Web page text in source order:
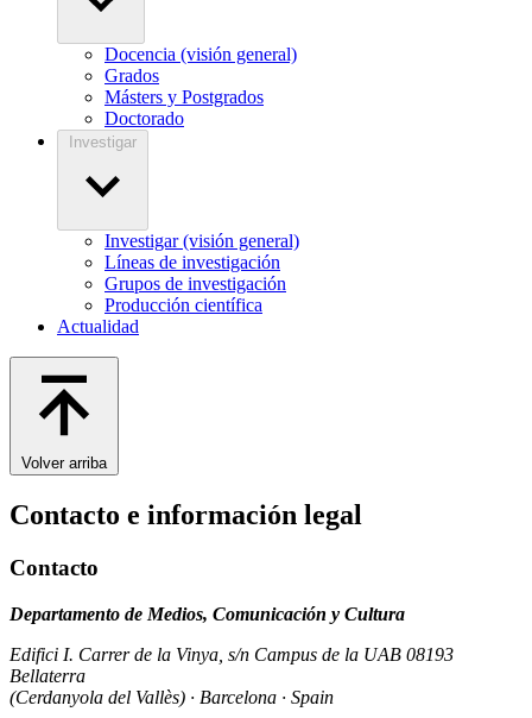
Docencia (visión general)
Grados
Másters y Postgrados
Doctorado
Investigar
Investigar (visión general)
Líneas de investigación
Grupos de investigación
Producción científica
Actualidad
Volver arriba
Contacto e información legal
Contacto
Departamento de Medios, Comunicación y Cultura
Edifici I. Carrer de la Vinya, s/n Campus de la UAB 08193
Bellaterra
(Cerdanyola del Vallès) · Barcelona · Spain